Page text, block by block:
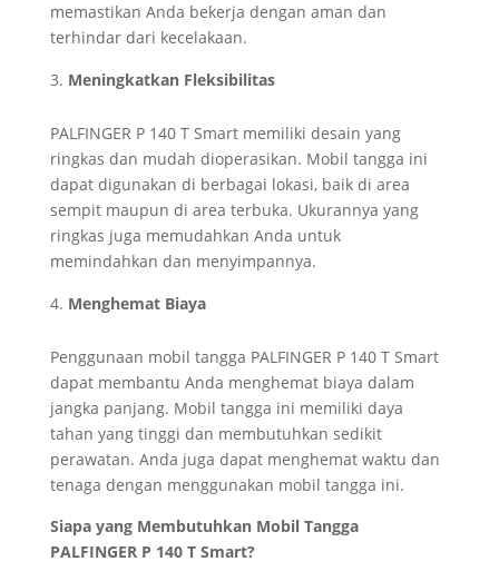
memastikan Anda bekerja dengan aman dan
terhindar dari kecelakaan.
Meningkatkan Fleksibilitas
PALFINGER P 140 T Smart memiliki desain yang
ringkas dan mudah dioperasikan. Mobil tangga ini
dapat digunakan di berbagai lokasi, baik di area
sempit maupun di area terbuka. Ukurannya yang
ringkas juga memudahkan Anda untuk
memindahkan dan menyimpannya.
Menghemat Biaya
Penggunaan mobil tangga PALFINGER P 140 T Smart
dapat membantu Anda menghemat biaya dalam
jangka panjang. Mobil tangga ini memiliki daya
tahan yang tinggi dan membutuhkan sedikit
perawatan. Anda juga dapat menghemat waktu dan
tenaga dengan menggunakan mobil tangga ini.
Siapa yang Membutuhkan Mobil Tangga
PALFINGER P 140 T Smart?